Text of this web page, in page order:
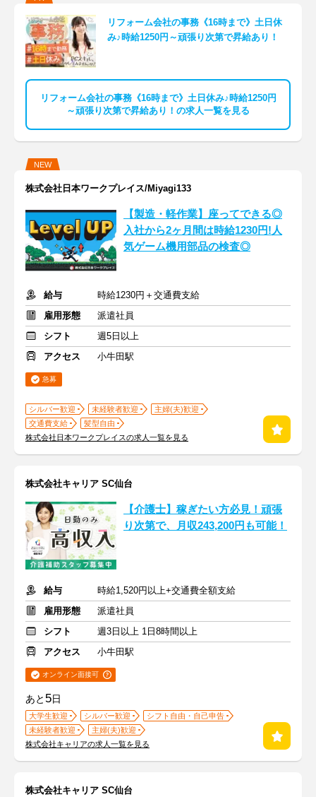
リフォーム会社の事務《16時まで》土日休
み♪時給1250円～頑張り次第で昇給あり！
リフォーム会社の事務《16時まで》土日休み♪時給1250円
～頑張り次第で昇給あり！の求人一覧を見る
NEW
株式会社日本ワークプレイス/Miyagi133
【製造・軽作業】座ってできる◎
入社から2ヶ月間は時給1230円!人
気ゲーム機用部品の検査◎
給与
時給1230円＋交通費支給
雇用形態
派遣社員
シフト
週5日以上
アクセス
小牛田駅
急募
シルバー歓迎 未経験者歓迎
主婦(夫)歓迎
交通費支給
髪型自由
株式会社日本ワークプレイスの求人一覧を見る
株式会社キャリア SC仙台
【介護士】稼ぎたい方必見！頑張
り次第で、月収243,200円も可能！
給与
時給1,520円以上+交通費全額支給
雇用形態
派遣社員
シフト
週3日以上 1日8時間以上
アクセス
小牛田駅
オンライン面接可
あと 5日
大学生歓迎 シルバー歓迎
シフト自由・自己申告
未経験者歓迎
主婦(夫)歓迎
株式会社キャリアの求人一覧を見る
株式会社キャリア SC仙台